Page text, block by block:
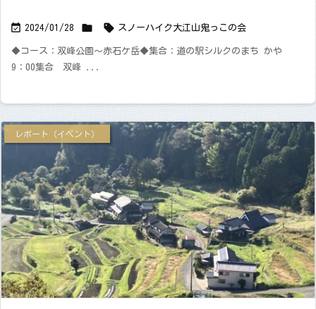
 2024/01/28   スノーハイク 大江山 鬼っこの会
◆コース：双峰公園～赤石ケ岳◆集合：道の駅シルクのまち かや
9：00集合 双峰 ...
レポート（イベント）